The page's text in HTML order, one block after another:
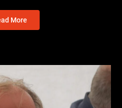
More